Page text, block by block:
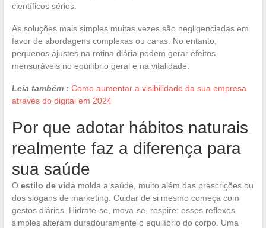
científicos sérios.
As soluções mais simples muitas vezes são negligenciadas em
favor de abordagens complexas ou caras. No entanto,
pequenos ajustes na rotina diária podem gerar efeitos
mensuráveis no equilíbrio geral e na vitalidade.
Leia também : Como aumentar a visibilidade da sua empresa
através do digital em 2024
Por que adotar hábitos naturais
realmente faz a diferença para
sua saúde
O estilo de vidamolda a saúde, muito além das prescrições ou
dos slogans de marketing. Cuidar de si mesmo começa com
gestos diários. Hidrate-se, mova-se, respire: esses reflexos
simples alteram duradouramente o equilíbrio do corpo. Uma